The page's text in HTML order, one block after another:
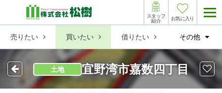
売りたい 買いたい 借りたい その他
スタッフ
紹介
お気に入り
土地 宜野湾市嘉数四丁目